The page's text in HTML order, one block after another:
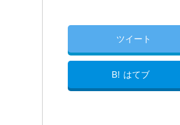
ツイート
B! はてブ